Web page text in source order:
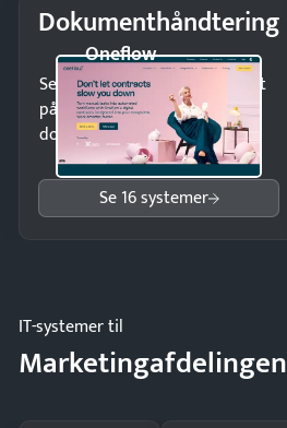
Dokumenthåndtering
Oneflow
Send kontrakter til underskrift
på minutter og mist ingen
dokumenter.
Se 16 systemer
IT-systemer til
Marketingafdelingen